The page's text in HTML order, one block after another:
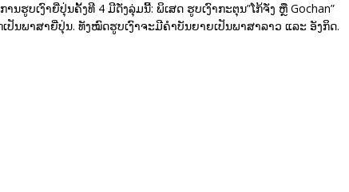
ນຮູບເງົາຍີ່ປຸ່ນຄັ້ງທີ 4 ມີດັ່ງລຸ່ມນີ້: ພິເສດ ຮູບເງົາກະຕຸນ”ໂກ້ຈັ່ງ ຫຼື Gochan”
ປັນພາສາຍີ່ປຸ່ນ. ທັງໝົດຮູບເງົາຈະມີຄຳບັນຍາຍເປັນພາສາລາວ ແລະ ອັງກິດ.